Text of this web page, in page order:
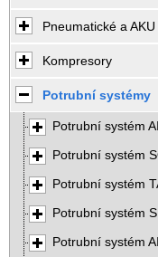
Pneumatické a
Kompresory
Potrubní systémy
Potrubní systém
Potrubní systém
Potrubní systém
Potrubní systém
Potrubní systém